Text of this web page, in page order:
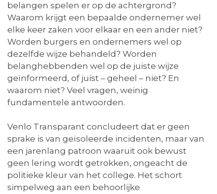
belangen spelen er op de achtergrond?
Waarom krijgt een bepaalde ondernemer wel
elke keer zaken voor elkaar en een ander niet?
Worden burgers en ondernemers wel op
dezelfde wijze behandeld? Worden
belanghebbenden wel op de juiste wijze
geïnformeerd, of juist – geheel – niet? En
waarom niet? Veel vragen, weinig
fundamentele antwoorden.
Venlo Transparant concludeert dat er geen
sprake is van geïsoleerde incidenten, maar van
een jarenlang patroon waaruit ook bewust
geen lering wordt getrokken, ongeacht de
politieke kleur van het college. Het schort
simpelweg aan een behoorlijke